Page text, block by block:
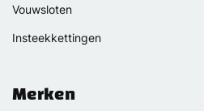
Vouwsloten
Insteekkettingen
Merken